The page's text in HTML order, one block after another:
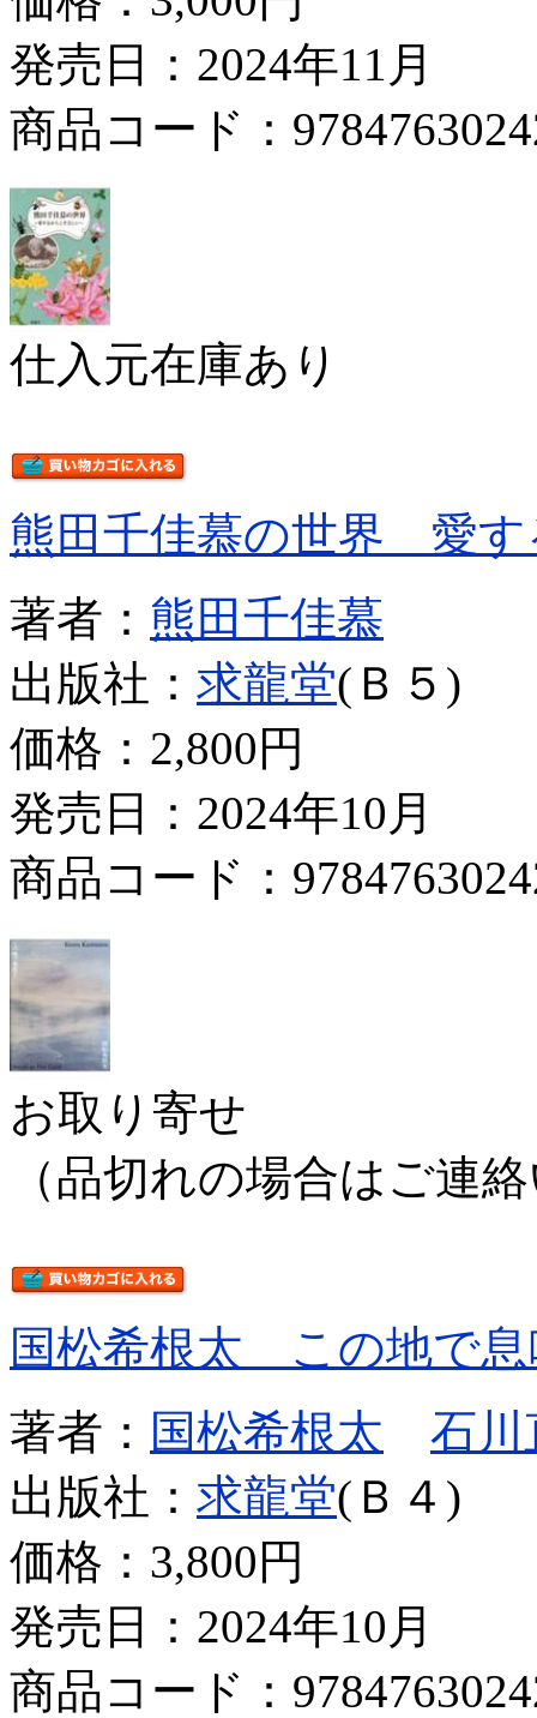
発売日：2024年11月
商品コード：
仕入元在庫あり
熊田千佳慕の世界 愛す
著者： 熊田千佳慕
出版社： 求龍堂(Ｂ５)
価格： 2,800円
発売日：2024年10月
商品コード：
お取り寄せ
（品切れの場合はご連
国松希根太 この地で息
著者： 国松希根太
石川
出版社： 求龍堂(Ｂ４)
価格： 3,800円
発売日：2024年10月
商品コード：